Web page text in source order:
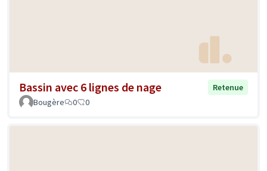
Bassin avec 6 lignes de nage
Retenue
Bougère
0 0